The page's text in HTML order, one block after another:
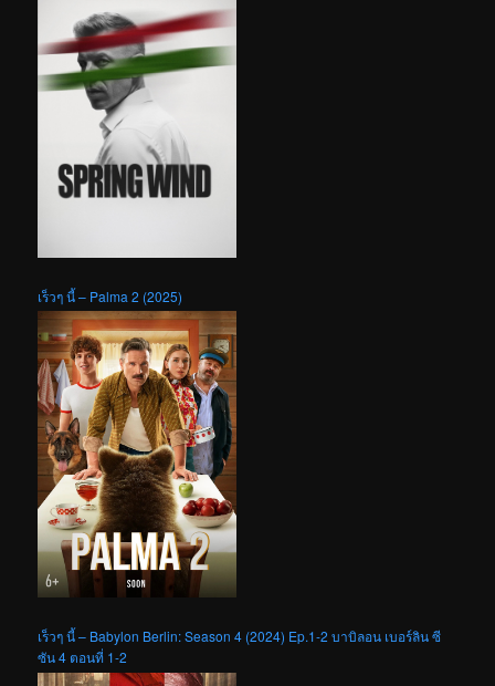
เร็วๆ นี้ – Palma 2 (2025)
เร็วๆ นี้ – Babylon Berlin: Season 4 (2024) Ep.1-2 บาบิลอน เบอร์ลิน ซี
ซัน 4 ตอนที่ 1-2